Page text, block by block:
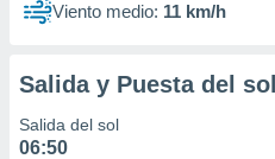
1199Viento medio: 11 km/h
Salida y Puesta del sol
Salida del sol
06:50